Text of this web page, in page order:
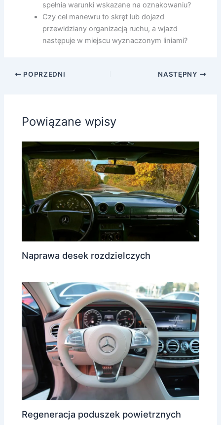
spełnia warunki wskazane na oznakowaniu?
Czy cel manewru to skręt lub dojazd
przewidziany organizacją ruchu, a wjazd
następuje w miejscu wyznaczonym liniami?
POPRZEDNI NASTĘPNY
Powiązane wpisy
Naprawa desek rozdzielczych
Regeneracja poduszek powietrznych